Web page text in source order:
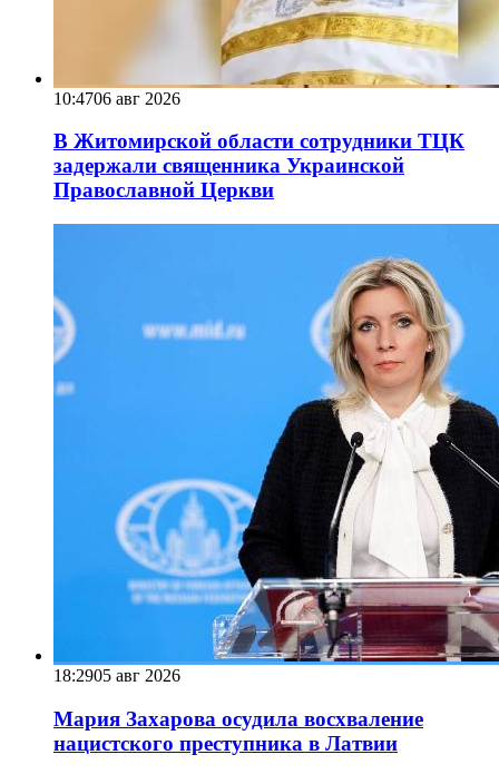
10:4706 авг 2026
В Житомирской области сотрудники ТЦК
задержали священника Украинской
Православной Церкви
18:2905 авг 2026
Мария Захарова осудила восхваление
нацистского преступника в Латвии